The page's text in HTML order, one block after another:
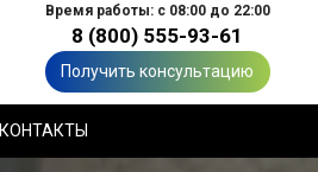
Время работы: с 08:00 до 22:00
8 (800) 555-93-61
Получить консультацию
КОНТАКТЫ